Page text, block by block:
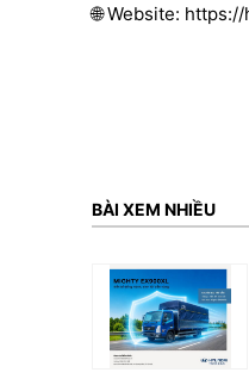
🌐 Website:
BÀI XEM NHIỀU